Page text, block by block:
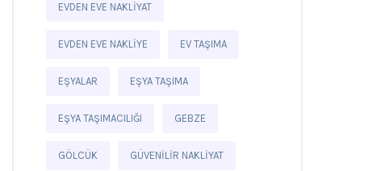
EVDEN EVE NAKLIYAT
EVDEN EVE NAKLIYE EV TAŞIMA
EŞYALAR EŞYA TAŞIMA
EŞYA TAŞIMACILIĞI GEBZE
GÖLCÜK GÜVENILIR NAKLIYAT